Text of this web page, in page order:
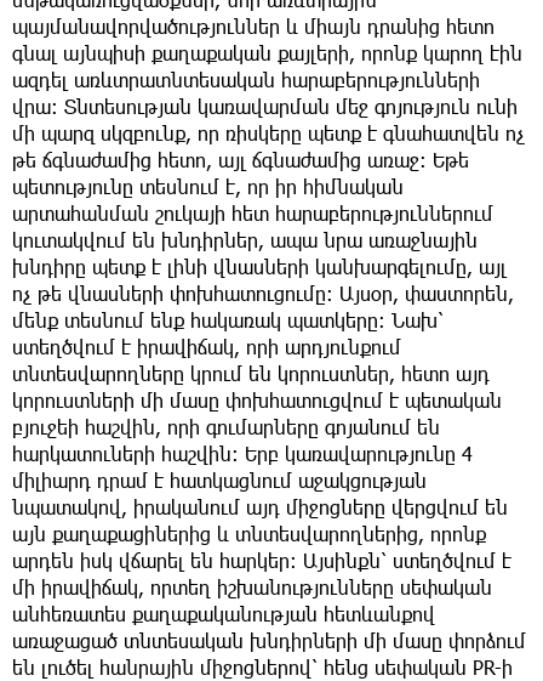
պայմանավորվածություններ և միայն դրանից հետո
գնալ այնպիսի քաղաքական քայլերի, որոնք կարող էին
ազդել առևտրատնտեսական հարաբերությունների
վրա։ Տնտեսության կառավարման մեջ գոյություն ունի
մի պարզ սկզբունք, որ ռիսկերը պետք է գնահատվեն ոչ
թե ճգնաժամից հետո, այլ ճգնաժամից առաջ։ Եթե
պետությունը տեսնում է, որ իր հիմնական
արտահանման շուկայի հետ հարաբերություններում
կուտակվում են խնդիրներ, ապա նրա առաջնային
խնդիրը պետք է լինի վնասների կանխարգելումը, այլ
ոչ թե վնասների փոխհատուցումը։ Այսօր, փաստորեն,
մենք տեսնում ենք հակառակ պատկերը։ Նախ՝
ստեղծվում է իրավիճակ, որի արդյունքում
տնտեսվարողները կրում են կորուստներ, հետո այդ
կորուստների մի մասը փոխհատուցվում է պետական
բյուջեի հաշվին, որի գումարները գոյանում են
հարկատուների հաշվին։ Երբ կառավարությունը 4
միլիարդ դրամ է հատկացնում աջակցության
նպատակով, իրականում այդ միջոցները վերցվում են
այն քաղաքացիներից և տնտեսվարողներից, որոնք
արդեն իսկ վճարել են հարկեր։ Այսինքն՝ ստեղծվում է
մի իրավիճակ, որտեղ իշխանությունները սեփական
անհեռատես քաղաքականության հետևանքով
առաջացած տնտեսական խնդիրների մի մասը փորձում
են լուծել հանրային միջոցներով՝ հենց սեփական PR-ի